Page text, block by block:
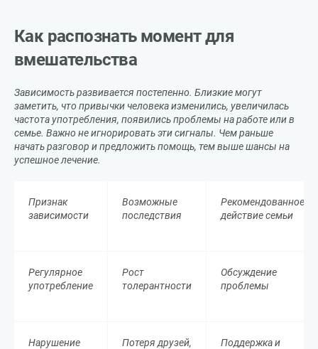
Как распознать момент для
вмешательства
Зависимость развивается постепенно. Близкие могут
заметить, что привычки человека изменились, увеличилась
частота употребления, появились проблемы на работе или в
семье. Важно не игнорировать эти сигналы. Чем раньше
начать разговор и предложить помощь, тем выше шансы на
успешное лечение.
Признак
зависимости
Возможные
последствия
Рекомендованное
действие семьи
Регулярное
употребление
Рост
толерантности
Обсуждение
проблемы
Нарушение
Потеря друзей,
Поддержка и